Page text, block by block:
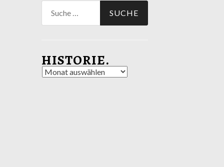
nach:
HISTORIE.
Historie.